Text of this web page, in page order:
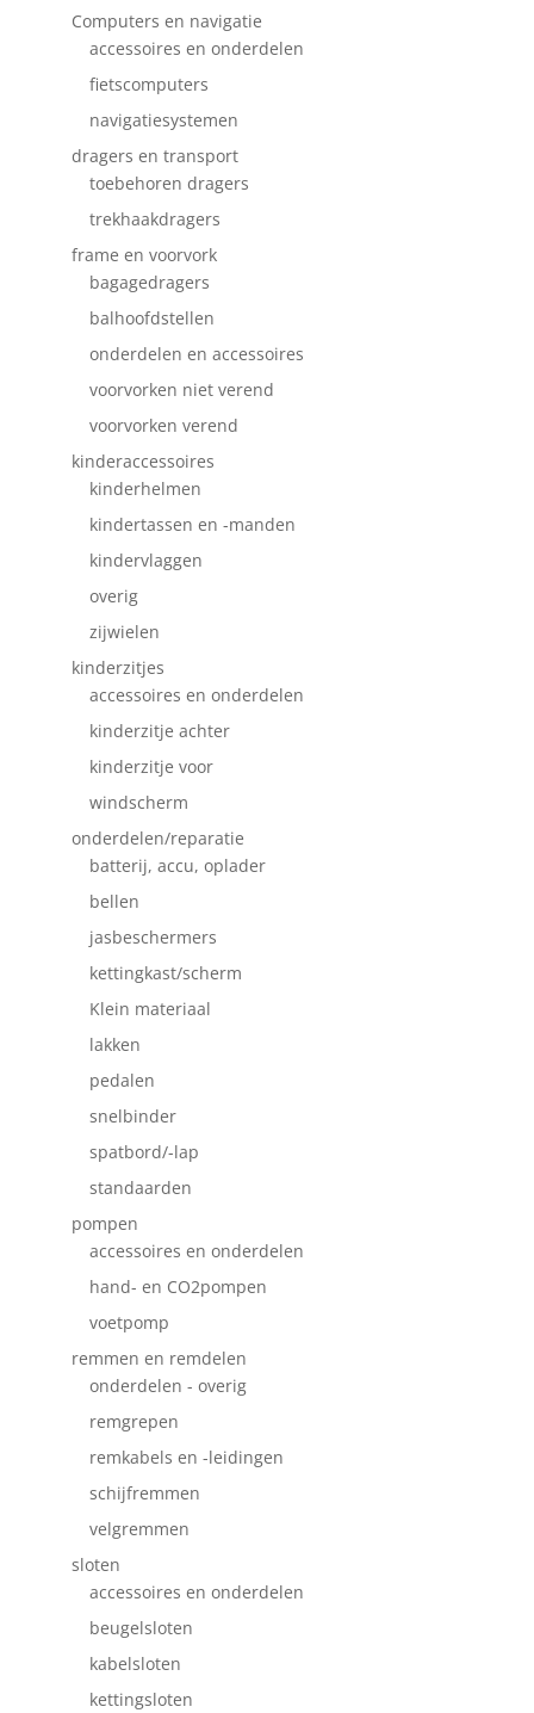
Computers en navigatie
accessoires en onderdelen
fietscomputers
navigatiesystemen
dragers en transport
toebehoren dragers
trekhaakdragers
frame en voorvork
bagagedragers
balhoofdstellen
onderdelen en accessoires
voorvorken niet verend
voorvorken verend
kinderaccessoires
kinderhelmen
kindertassen en -manden
kindervlaggen
overig
zijwielen
kinderzitjes
accessoires en onderdelen
kinderzitje achter
kinderzitje voor
windscherm
onderdelen/reparatie
batterij, accu, oplader
bellen
jasbeschermers
kettingkast/scherm
Klein materiaal
lakken
pedalen
snelbinder
spatbord/-lap
standaarden
pompen
accessoires en onderdelen
hand- en CO2pompen
voetpomp
remmen en remdelen
onderdelen - overig
remgrepen
remkabels en -leidingen
schijfremmen
velgremmen
sloten
accessoires en onderdelen
beugelsloten
kabelsloten
kettingsloten